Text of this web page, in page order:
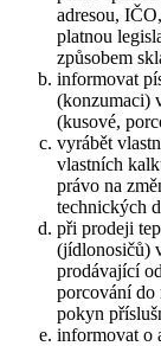
adresou,
platnou
způsobem
informovat
(konzumaci)
(kusové,
vyrábět
vlastních
právo na
technických
při prodeji
(jídlonosičů)
prodávající
porcování do
pokyn
informovat o